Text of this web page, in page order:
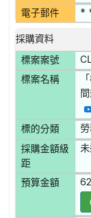
電子郵件 *
採購資料
標案案號
標案名稱
標的分類
採購金額級
距
預算金額